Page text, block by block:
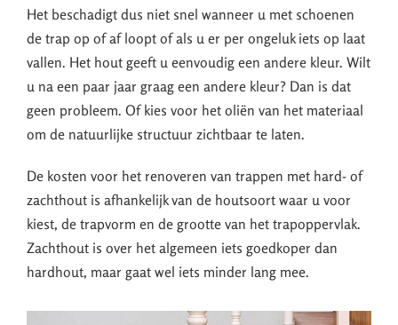
Het beschadigt dus niet snel wanneer u met schoenen
de trap op of af loopt of als u er per ongeluk iets op laat
vallen. Het hout geeft u eenvoudig een andere kleur. Wilt
u na een paar jaar graag een andere kleur? Dan is dat
geen probleem. Of kies voor het oliën van het materiaal
om de natuurlijke structuur zichtbaar te laten.
De kosten voor het renoveren van trappen met hard- of
zachthout is afhankelijk van de houtsoort waar u voor
kiest, de trapvorm en de grootte van het trapoppervlak.
Zachthout is over het algemeen iets goedkoper dan
hardhout, maar gaat wel iets minder lang mee.